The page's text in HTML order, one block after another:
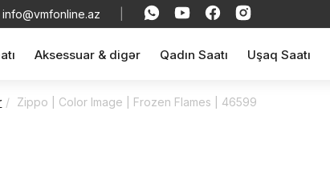
info@vmfonline.az
Aksessuar & digər Qadın Saatı Uşaq Saatı
Zippo | Color Image | Frozen Flames | 46599